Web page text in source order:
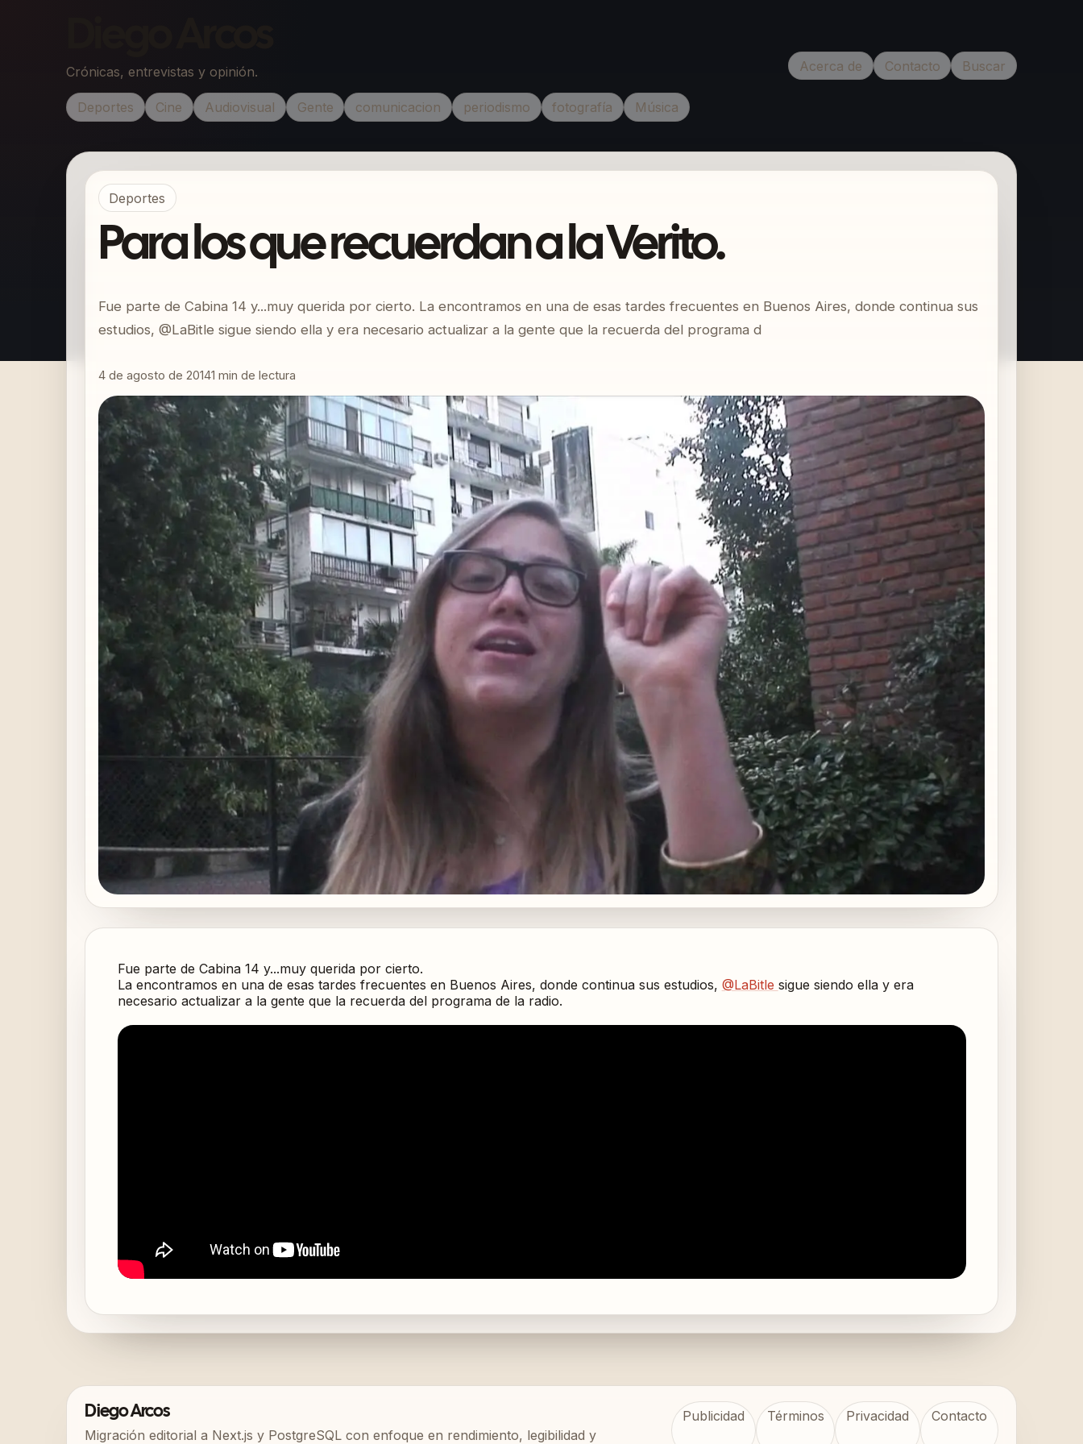
Crónicas, entrevistas y opinión. Acerca de Contacto Buscar
Deportes Cine Audiovisual Gente comunicacion periodismo fotografía Música
Deportes
Para los que recuerdan a la Verito.
Fue parte de Cabina 14 y...muy querida por cierto. La encontramos en una de esas tardes frecuentes en Buenos Aires, donde continua sus
estudios, @LaBitle sigue siendo ella y era necesario actualizar a la gente que la recuerda del programa d
4 de agosto de 20141 min de lectura
Fue parte de Cabina 14 y...muy querida por cierto.
La encontramos en una de esas tardes frecuentes en Buenos Aires, donde continua sus estudios, @LaBitle sigue siendo ella y era
necesario actualizar a la gente que la recuerda del programa de la radio.
Diego Arcos
Migración editorial a Next.js y PostgreSQL con enfoque en rendimiento, legibilidad y
Publicidad Términos Privacidad Contacto